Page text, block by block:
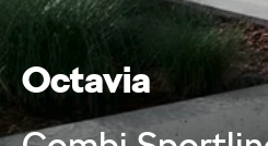
Octavia